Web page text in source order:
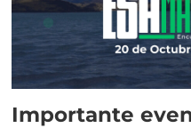
Importante